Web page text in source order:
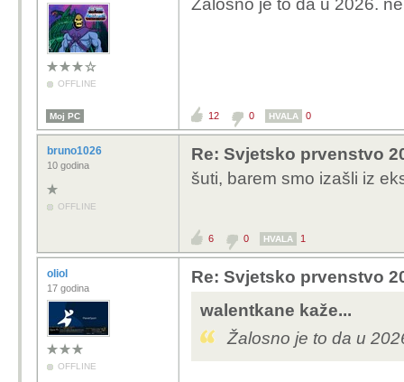
OFFLINE
Žalosno je to da u 2026.
Moj PC 12 0 HVALA 0
bruno1026
10 godina
OFFLINE
Re: Svjetsko prvenstvo
šuti, barem smo izašli iz
6 0 HVALA 1
oliol
17 godina
OFFLINE
Re: Svjetsko prvenstvo
walentkane kaže...
Žalosno je to da u